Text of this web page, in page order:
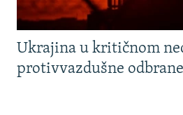
Ukrajina u kritičnom
protivvazdušne odbrane